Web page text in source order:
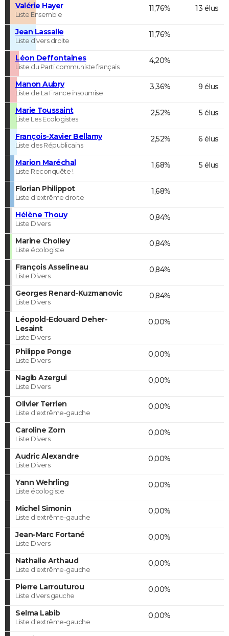
Valérie Hayer
Liste Ensemble
11,76% 13 élus
Jean Lassalle
Liste divers droite
11,76%
Léon Deffontaines
Liste du Parti communiste français
4,20%
Manon Aubry
Liste de La France insoumise
3,36% 9 élus
Marie Toussaint
Liste Les Ecologistes
2,52% 5 élus
François-Xavier Bellamy
Liste des Républicains
2,52% 6 élus
Marion Maréchal
Liste Reconquête !
1,68% 5 élus
Florian Philippot
Liste d'extrême droite
1,68%
Hélène Thouy
Liste Divers
0,84%
Marine Cholley
Liste écologiste
0,84%
François Asselineau
Liste Divers
0,84%
Georges Renard-Kuzmanovic
Liste Divers
0,84%
Léopold-Edouard Deher-
Lesaint
Liste Divers
0,00%
Philippe Ponge
Liste Divers
0,00%
Nagib Azergui
Liste Divers
0,00%
Olivier Terrien
Liste d'extrême-gauche
0,00%
Caroline Zorn
Liste Divers
0,00%
Audric Alexandre
Liste Divers
0,00%
Yann Wehrling
Liste écologiste
0,00%
Michel Simonin
Liste d'extrême-gauche
0,00%
Jean-Marc Fortané
Liste Divers
0,00%
Nathalie Arthaud
Liste d'extrême-gauche
0,00%
Pierre Larrouturou
Liste divers gauche
0,00%
Selma Labib
Liste d'extrême-gauche
0,00%